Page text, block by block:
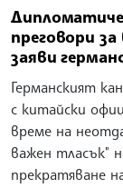
преговори
заяви
Германският
с китайски
време на
важен тласък"
прекратяване